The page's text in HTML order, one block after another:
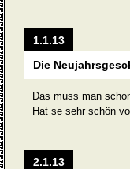
1.1.13
Die
Das muss man
Hat se sehr schön
2.1.13